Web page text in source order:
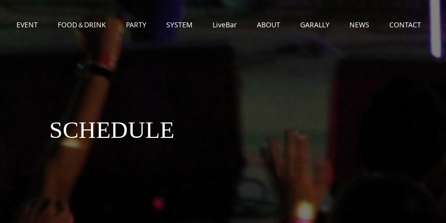
EVENT FOOD＆DRINK PARTY SYSTEM LiveBar ABOUT GARALLY NEWS CONTACT
SCHEDULE